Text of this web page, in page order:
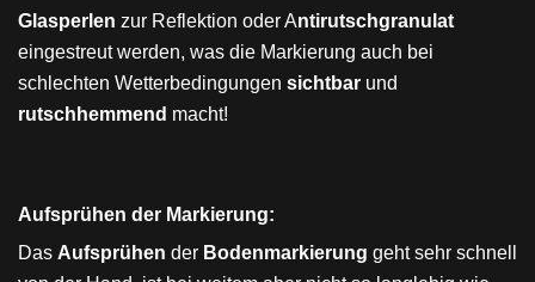
Glasperlen zur Reflektion oder Antirutschgranulat
eingestreut werden, was die Markierung auch bei
schlechten Wetterbedingungen sichtbar und
rutschhemmend macht!
Aufsprühen der Markierung:
Das Aufsprühen der Bodenmarkierung geht sehr schnell